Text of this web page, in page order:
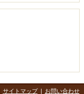
サイトマップ| お問い合わせ